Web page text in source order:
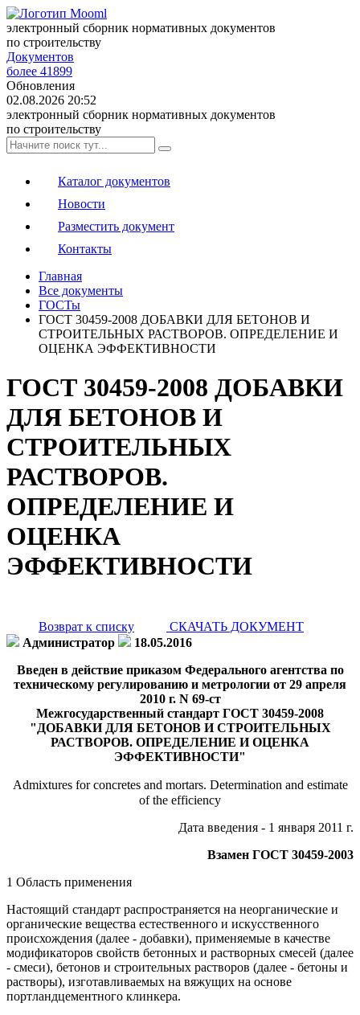
электронный сборник нормативных документов
по строительству
Документов
более 41899
Обновления
02.08.2026 20:52
электронный сборник нормативных документов
по строительству
Каталог документов
Новости
Разместить документ
Контакты
Главная
Все документы
ГОСТы
ГОСТ 30459-2008 ДОБАВКИ ДЛЯ БЕТОНОВ И
СТРОИТЕЛЬНЫХ РАСТВОРОВ. ОПРЕДЕЛЕНИЕ И
ОЦЕНКА ЭФФЕКТИВНОСТИ
ГОСТ 30459-2008 ДОБАВКИ
ДЛЯ БЕТОНОВ И
СТРОИТЕЛЬНЫХ
РАСТВОРОВ.
ОПРЕДЕЛЕНИЕ И
ОЦЕНКА
ЭФФЕКТИВНОСТИ
Возврат к списку
СКАЧАТЬ ДОКУМЕНТ
Администратор
18.05.2016
Введен в действие приказом Федерального агентства по
техническому регулированию и метрологии от 29 апреля
2010 г. N 69-ст
Межгосударственный стандарт ГОСТ 30459-2008
"ДОБАВКИ ДЛЯ БЕТОНОВ И СТРОИТЕЛЬНЫХ
РАСТВОРОВ. ОПРЕДЕЛЕНИЕ И ОЦЕНКА
ЭФФЕКТИВНОСТИ"
Admixtures for concretes and mortars. Determination and estimate
of the efficiency
Дата введения - 1 января 2011 г.
Взамен ГОСТ 30459-2003
1 Область применения
Настоящий стандарт распространяется на неорганические и
органические вещества естественного и искусственного
происхождения (далее - добавки), применяемые в качестве
модификаторов свойств бетонных и растворных смесей (далее
- смеси), бетонов и строительных растворов (далее - бетоны и
растворы), изготавливаемых на вяжущих на основе
портландцементного клинкера.